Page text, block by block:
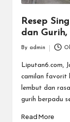
Resep
dan Gurih,
by
By admin
Liputan6.com,
camilan favorit
lembut dan
gurih berpadu
Read More